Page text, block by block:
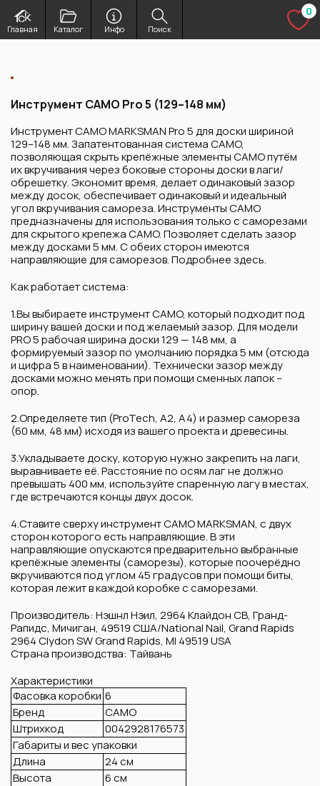
содержимому
Главная Каталог Инфо Поиск
0
Инструмент CAMO Pro 5 (129–148 мм)
Инструмент CAMO MARKSMAN Pro 5 для доски шириной
129–148 мм. Запатентованная система CAMO,
позволяющая скрыть крепёжные элементы CAMO путём
их вкручивания через боковые стороны доски в лаги/
обрешетку. Экономит время, делает одинаковый зазор
между досок, обеспечивает одинаковый и идеальный
угол вкручивания самореза. Инструменты CAMO
предназначены для использования только с саморезами
для скрытого крепежа CAMO. Позволяет сделать зазор
между досками 5 мм. С обеих сторон имеются
направляющие для саморезов. Подробнее здесь.
Как работает система:
1.Вы выбираете инструмент CAMO, который подходит под
ширину вашей доски и под желаемый зазор. Для модели
PRO 5 рабочая ширина доски 129 — 148 мм, а
формируемый зазор по умолчанию порядка 5 мм (отсюда
и цифра 5 в наименовании). Технически зазор между
досками можно менять при помощи сменных лапок –
опор.
2.Определяете тип (ProTech, A2, A4) и размер самореза
(60 мм, 48 мм) исходя из вашего проекта и древесины.
3.Укладываете доску, которую нужно закрепить на лаги,
выравниваете её. Расстояние по осям лаг не должно
превышать 400 мм, используйте спаренную лагу в местах,
где встречаются концы двух досок.
4.Ставите сверху инструмент CAMO MARKSMAN, с двух
сторон которого есть направляющие. В эти
направляющие опускаются предварительно выбранные
крепёжные элементы (саморезы), которые поочерёдно
вкручиваются под углом 45 градусов при помощи биты,
которая лежит в каждой коробке с саморезами.
Производитель: Нэшнл Нэил, 2964 Клайдон СВ, Гранд-
Рапидс, Мичиган, 49519 США/National Nail, Grand Rapids
2964 Clydon SW Grand Rapids, MI 49519 USA
Страна производства: Тайвань
Характеристики
Фасовка коробки 6
Бренд
CAMO
Штрихкод
0042928176573
Габариты и вес упаковки
Длина
24 см
Высота
6 см